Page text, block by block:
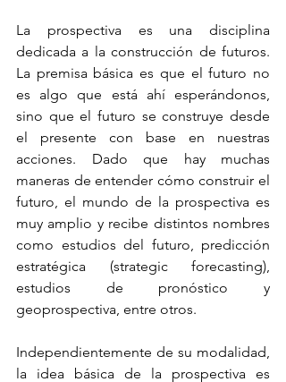
La prospectiva es una disciplina
dedicada a la construcción de futuros.
La premisa básica es que el futuro no
es algo que está ahí esperándonos,
sino que el futuro se construye desde
el presente con base en nuestras
acciones. Dado que hay muchas
maneras de entender cómo construir el
futuro, el mundo de la prospectiva es
muy amplio y recibe distintos nombres
como estudios del futuro, predicción
estratégica (strategic forecasting),
estudios de pronóstico y
geoprospectiva, entre otros.
Independientemente de su modalidad,
la idea básica de la prospectiva es